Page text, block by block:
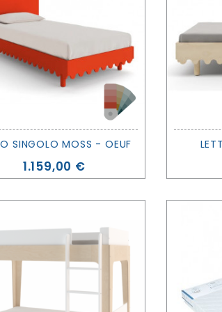
SINGOLO MOSS - OEUF
Prezzo
1.159,00 €